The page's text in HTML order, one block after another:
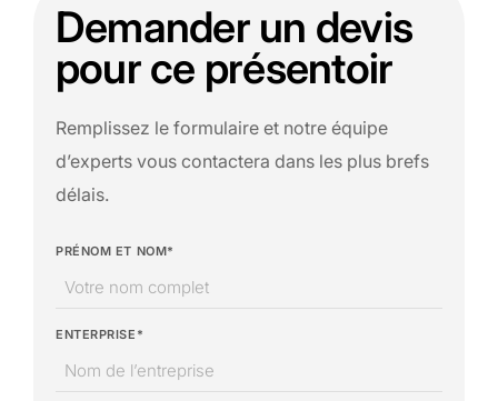
Demander un devis
pour ce présentoir
Remplissez le formulaire et notre équipe
d’experts vous contactera dans les plus brefs
délais.
PRÉNOM ET NOM*
ENTERPRISE*